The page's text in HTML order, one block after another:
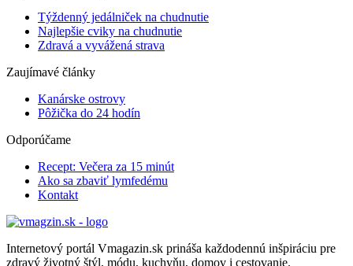
Týždenný jedálniček na chudnutie
Najlepšie cviky na chudnutie
Zdravá a vyvážená strava
Zaujímavé články
Kanárske ostrovy
Pôžička do 24 hodín
Odporúčame
Recept: Večera za 15 minút
Ako sa zbaviť lymfedému
Kontakt
Internetový portál Vmagazin.sk prináša každodennú inšpiráciu pre
zdravý životný štýl, módu, kuchyňu, domov i cestovanie.